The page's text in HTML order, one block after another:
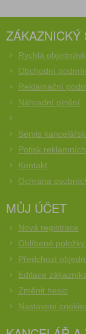
ZÁKAZNICKÝ
Rychlá
Obchodní
Reklamační
Náhradní plnění
Servis
Potisk
Kontakt
Ochrana
MŮJ ÚČET
Nová registrace
Oblíbené položky
Předchozí
Editace
Změnit heslo
Nastavení